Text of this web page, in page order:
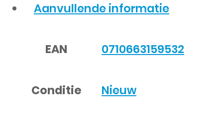
Aanvullende informatie
EAN 0710663159532
Conditie Nieuw